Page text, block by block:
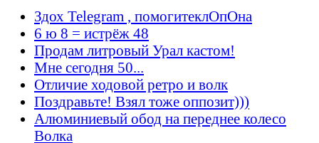
Здох Telegram , помогитеклОпОна
6 ю 8 = истрёж 48
Продам литровый Урал кастом!
Мне сегодня 50...
Отличие ходовой ретро и волк
Поздравьте! Взял тоже оппозит)))
Алюминиевый обод на переднее колесо
Волка